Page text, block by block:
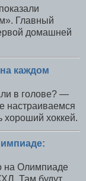
Главный
домашней
каждом
в голове? —
настраиваемся
хороший хоккей.
на Олимпиаде